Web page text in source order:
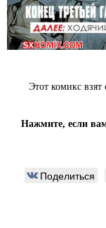
Этот комикс взят
Нажмите, если
Поделиться